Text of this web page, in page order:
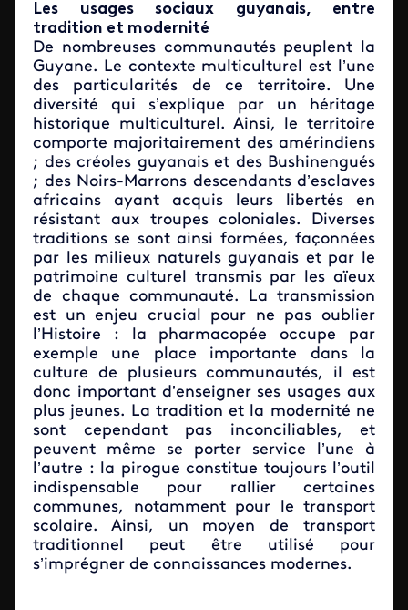
Les usages sociaux guyanais, entre
tradition et modernité
De nombreuses communautés peuplent la
Guyane. Le contexte multiculturel est l’une
des particularités de ce territoire. Une
diversité qui s’explique par un héritage
historique multiculturel. Ainsi, le territoire
comporte majoritairement des amérindiens
; des créoles guyanais et des Bushinengués
; des Noirs-Marrons descendants d’esclaves
africains ayant acquis leurs libertés en
résistant aux troupes coloniales. Diverses
traditions se sont ainsi formées, façonnées
par les milieux naturels guyanais et par le
patrimoine culturel transmis par les aïeux
de chaque communauté. La transmission
est un enjeu crucial pour ne pas oublier
l’Histoire : la pharmacopée occupe par
exemple une place importante dans la
culture de plusieurs communautés, il est
donc important d’enseigner ses usages aux
plus jeunes. La tradition et la modernité ne
sont cependant pas inconciliables, et
peuvent même se porter service l’une à
l’autre : la pirogue constitue toujours l’outil
indispensable pour rallier certaines
communes, notamment pour le transport
scolaire. Ainsi, un moyen de transport
traditionnel peut être utilisé pour
s’imprégner de connaissances modernes.